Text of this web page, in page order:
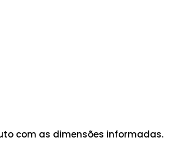
com as dimensões informadas.